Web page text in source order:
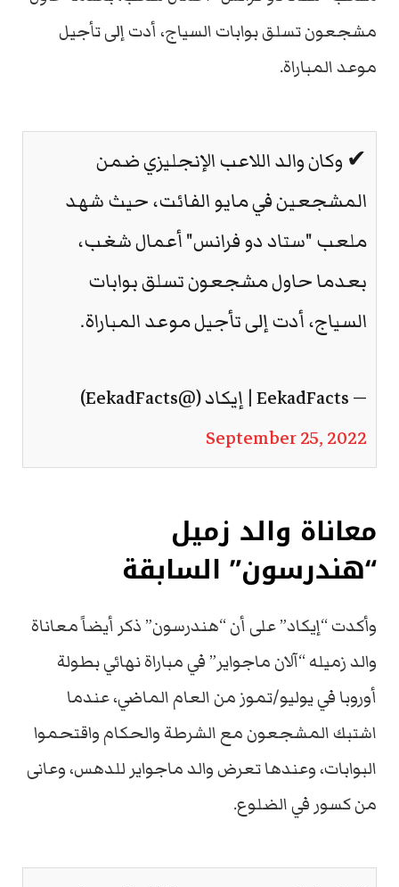
مشجعون تسلق بوابات السياج، أدت إلى تأجيل
موعد المباراة.
✔ وكان والد اللاعب الإنجليزي ضمن
المشجعين في مايو الفائت، حيث شهد
ملعب "ستاد دو فرانس" أعمال شغب،
بعدما حاول مشجعون تسلق بوابات
السياج، أدت إلى تأجيل موعد المباراة.
— EekadFacts | إيكاد (@EekadFacts)
September 25, 2022
معاناة والد زميل
“هندرسون” السابقة
وأكدت “إيكاد” على أن “هندرسون” ذكر أيضاً معاناة
والد زميله “آلان ماجواير” في مباراة نهائي بطولة
أوروبا في يوليو/تموز من العام الماضي، عندما
اشتبك المشجعون مع الشرطة والحكام واقتحموا
البوابات، وعندها تعرض والد ماجواير للدهس، وعانى
من كسور في الضلوع.